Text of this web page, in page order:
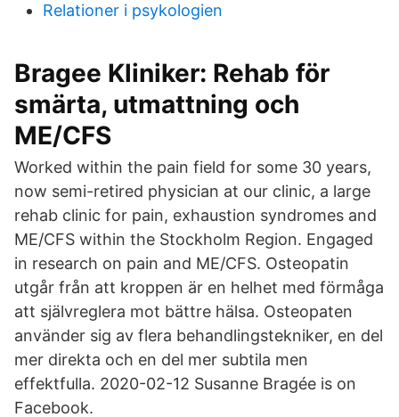
Relationer i psykologien
Bragee Kliniker: Rehab för
smärta, utmattning och
ME/CFS
Worked within the pain field for some 30 years,
now semi-retired physician at our clinic, a large
rehab clinic for pain, exhaustion syndromes and
ME/CFS within the Stockholm Region. Engaged
in research on pain and ME/CFS. Osteopatin
utgår från att kroppen är en helhet med förmåga
att självreglera mot bättre hälsa. Osteopaten
använder sig av flera behandlingstekniker, en del
mer direkta och en del mer subtila men
effektfulla. 2020-02-12 Susanne Bragée is on
Facebook.